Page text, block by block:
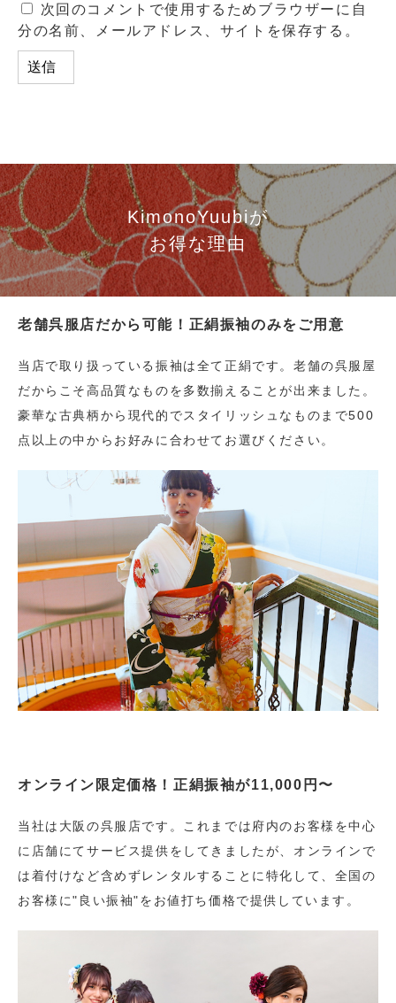
次回のコメントで使用するためブラウザーに自
分の名前、メールアドレス、サイトを保存する。
KimonoYuubiが
お得な理由
老舗呉服店だから可能！正絹振袖のみをご用意
当店で取り扱っている振袖は全て正絹です。老舗の呉服屋
だからこそ高品質なものを多数揃えることが出来ました。
豪華な古典柄から現代的でスタイリッシュなものまで500
点以上の中からお好みに合わせてお選びください。
オンライン限定価格！正絹振袖が11,000円〜
当社は大阪の呉服店です。これまでは府内のお客様を中心
に店舗にてサービス提供をしてきましたが、オンラインで
は着付けなど含めずレンタルすることに特化して、全国の
お客様に"良い振袖"をお値打ち価格で提供しています。